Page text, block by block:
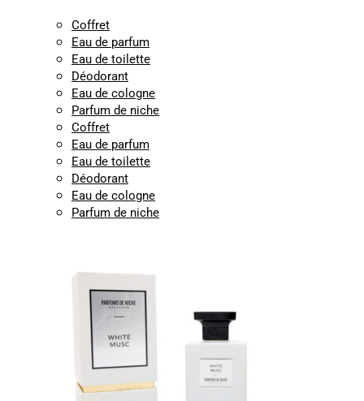
Coffret
Eau de parfum
Eau de toilette
Déodorant
Eau de cologne
Parfum de niche
Coffret
Eau de parfum
Eau de toilette
Déodorant
Eau de cologne
Parfum de niche